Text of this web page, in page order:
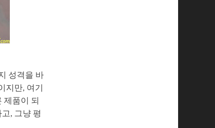
성격을 바
지만, 여기
제품이 되
, 그냥 평